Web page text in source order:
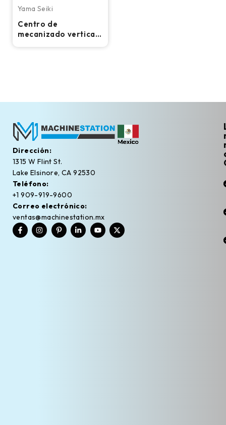
Yama Seiki
Centro de
mecanizado vertical
Dirección:
1315 W Flint St.
Lake Elsinore, CA 92530
Teléfono:
+1 909-919-9600
Correo electrónico:
ventas@machinestation.mx